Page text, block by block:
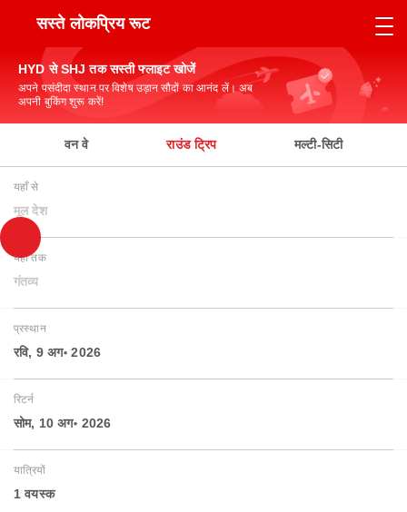
सस्ते लोकप्रिय रूट
HYD से SHJ तक सस्ती फ्लाइट खोजें
अपने पसंदीदा स्थान पर विशेष उड़ान सौदों का आनंद लें। अब
अपनी बुकिंग शुरू करें!
वन वे राउंड ट्रिप मल्टी-सिटी
यहाँ से
मूल देश
यहाँ तक
गंतव्य
प्रस्थान
रवि, 9 अग॰ 2026
रिटर्न
सोम, 10 अग॰ 2026
यात्रियों
1 वयस्‍क